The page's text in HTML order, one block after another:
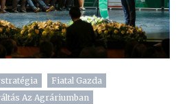
Fiatal Gazda
Az Agráriumban